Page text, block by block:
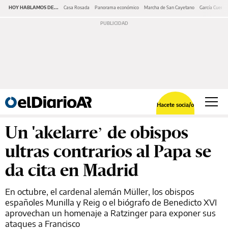
HOY HABLAMOS DE... Casa Rosada Panorama económico Marcha de San Cayetano García Cuerva
Hacete socia/o
Un 'akelarre’ de obispos
ultras contrarios al Papa se
da cita en Madrid
En octubre, el cardenal alemán Müller, los obispos
españoles Munilla y Reig o el biógrafo de Benedicto XVI
aprovechan un homenaje a Ratzinger para exponer sus
ataques a Francisco